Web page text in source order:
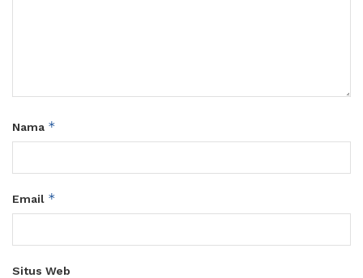
Nama *
Email *
Situs Web